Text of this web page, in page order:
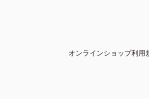
オンラインショップ利用